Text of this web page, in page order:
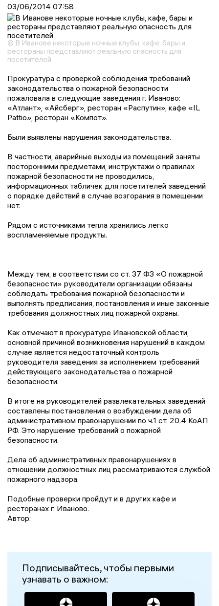
03/06/2014 07:58
© В Иванове некоторые ночные клубы, кафе, бары и
рестораны представляют реальную опасность для
посетителей
Прокуратура с проверкой соблюдения требований
законодательства о пожарной безопасности
пожаловала в следующие заведения г. Иваново:
«Атлант», «Айсберг», ресторан «Распутин», кафе «IL
Pattio», ресторан «Компот».
Были выявлены нарушения законодательства.
В частности, аварийные выходы из помещений заняты
посторонними предметами, инструктажи о правилах
пожарной безопасности не проводились,
информационных табличек для посетителей заведений
о порядке действий в случае возгорания в помещении
нет.
Рядом с источниками тепла хранились легко
воспламеняемые продукты.
Между тем, в соответствии со ст. 37 ФЗ «О пожарной
безопасности» руководители организации обязаны
соблюдать требования пожарной безопасности и
выполнять предписания, постановления и иные законные
требования должностных лиц пожарной охраны.
Как отмечают в прокуратуре Ивановской области,
основной причиной возникновения нарушений в каждом
случае является недостаточный контроль
руководителя заведения за исполнением требований
действующего законодательства о пожарной
безопасности.
В итоге на руководителей развлекательных заведений
составлены постановления о возбуждении дела об
административном правонарушении по ч.1 ст. 20.4 КоАП
РФ. Это нарушение требований о пожарной
безопасности.
Дела об административных правонарушениях в
отношении должностных лиц рассматриваются службой
пожарного надзора.
Подобные проверки пройдут и в других кафе и
ресторанах г. Иваново.
Автор:
Подписывайтесь, чтобы первыми
узнавать о важном: